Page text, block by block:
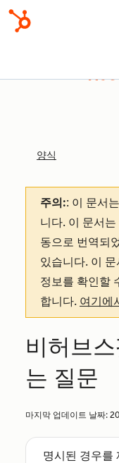
양식
주의:: 이 문서
니다. 이 문서
동으로 번역되
있습니다. 이
정보를 확인할
합니다. 여기에
비허브
는 질문
마지막 업데이트 날짜:
명시된 경우를